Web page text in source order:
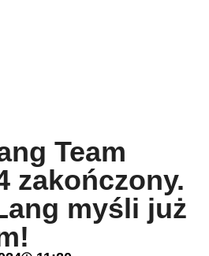
Team
zakończony.
myśli już